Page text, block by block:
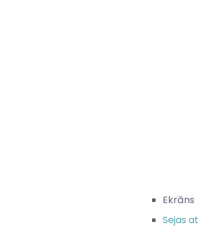
Ekrāns
Sejas